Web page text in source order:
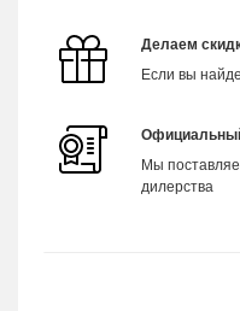
Делаем
Если вы
Мы
дилерства